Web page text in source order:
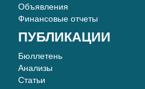
Объявления
Финансовые отчеты
ПУБЛИКАЦИИ
Бюллетень
Анализы
Статьи